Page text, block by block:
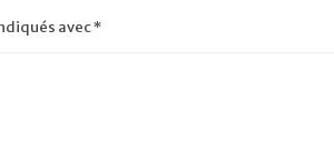
avec*